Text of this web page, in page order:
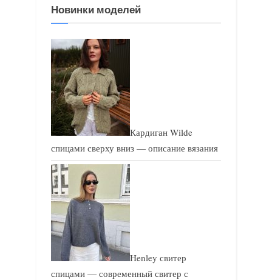
а
Новинки моделей
Кардиган Wilde
спицами сверху вниз — описание вязания
Henley свитер
спицами — современный свитер с